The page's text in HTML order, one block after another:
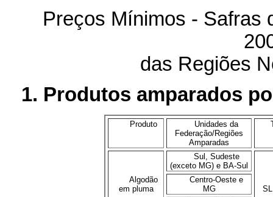
Preços Mínimos - Safras
das Regiões
1. Produtos amparados
Produto
Unidades da
Federação/Regiões
Amparadas
Algodão
em pluma
Sul, Sudeste
(exceto MG) e BA-Sul
Centro-Oeste e
MG